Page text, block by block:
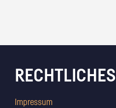
RECHTLICHES
Impressum